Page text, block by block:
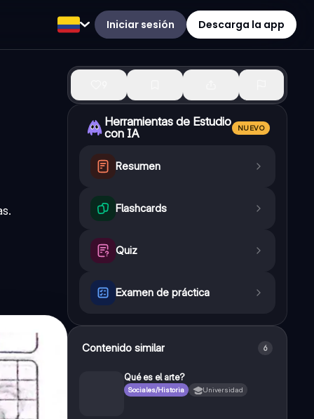
Iniciar sesión Descarga la app
Herramientas de Estudio
con IA
NUEVO
Resumen
Flashcards
Quiz
Examen de práctica
Contenido similar 6
Qué es el arte?
Sociales/Historia Universidad